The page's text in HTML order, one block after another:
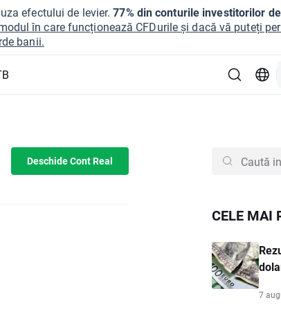
efectului de levier.77% din conturile investitorilor
în care funcționează CFDurile și dacă vă puteți
banii.
Deschide Cont Real
CELE MAI
7